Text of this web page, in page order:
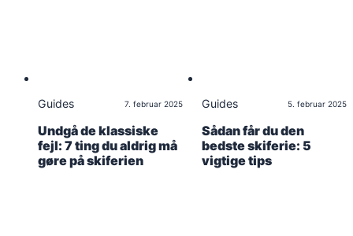
Guides 7. februar 2025
Undgå de klassiske
fejl: 7 ting du aldrig må
gøre på skiferien
Guides 5. februar 2025
Sådan får du den
bedste skiferie: 5
vigtige tips